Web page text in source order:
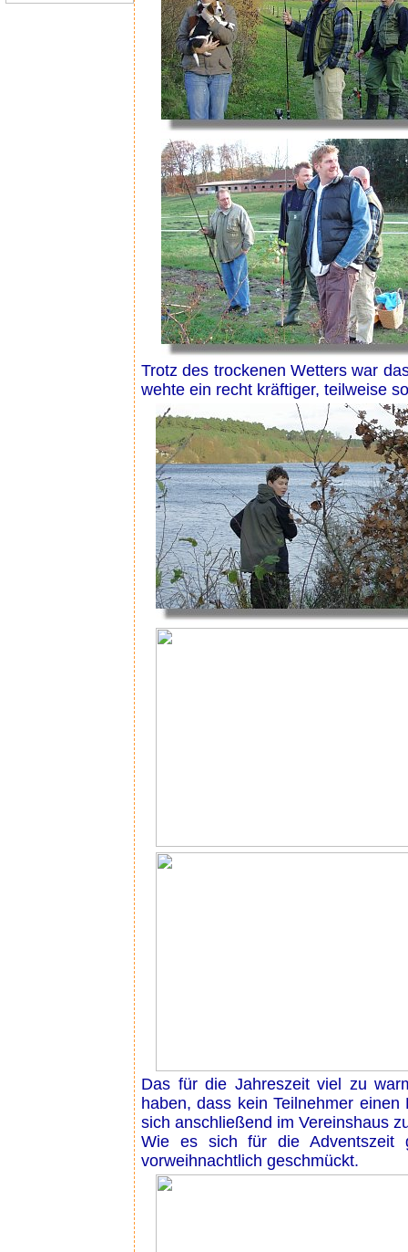
Trotz des trockenen Wetters war
wehte ein recht kräftiger, teilweise
Das für die Jahreszeit viel zu
haben, dass kein Teilnehmer
sich anschließend im Vereinshaus
Wie es sich für die Adventszeit
vorweihnachtlich geschmückt.